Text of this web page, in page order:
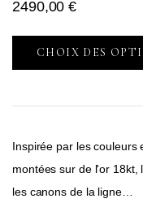
2490,00€
CHOIX DES
Inspirée par les couleurs
montées sur de l'or 18kt,
les canons de la ligne…